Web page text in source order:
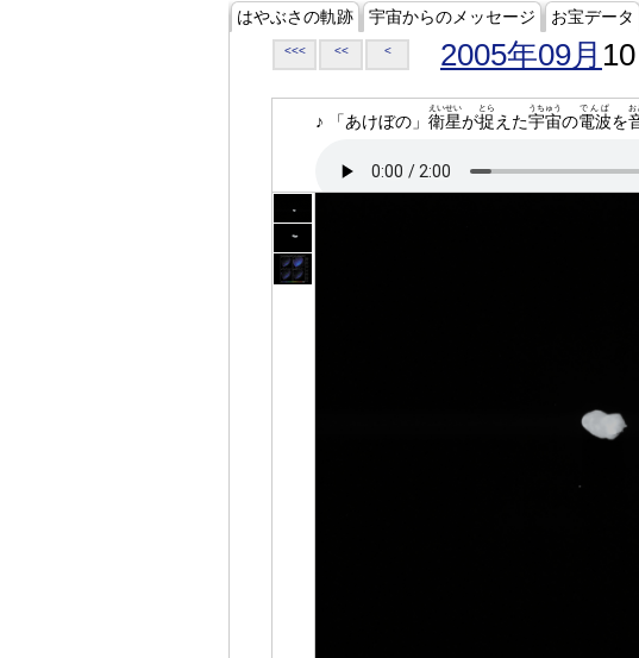
はやぶさの軌跡 宇宙からのメッセージ お宝データ
<<< << < 2005年09月
♪ 「あけぼの」 衛星
えいせい
が捉
とら
えた宇宙
うちゅう
の電波
でんぱ
を
お